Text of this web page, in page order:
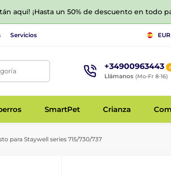
aquí! ¡Hasta un 50% de descuento en todo
Servicios EUR
+34900963443
Llámanos (Mo-Fr 8-16)
SmartPet Crianza
para Staywell series 715/730/737